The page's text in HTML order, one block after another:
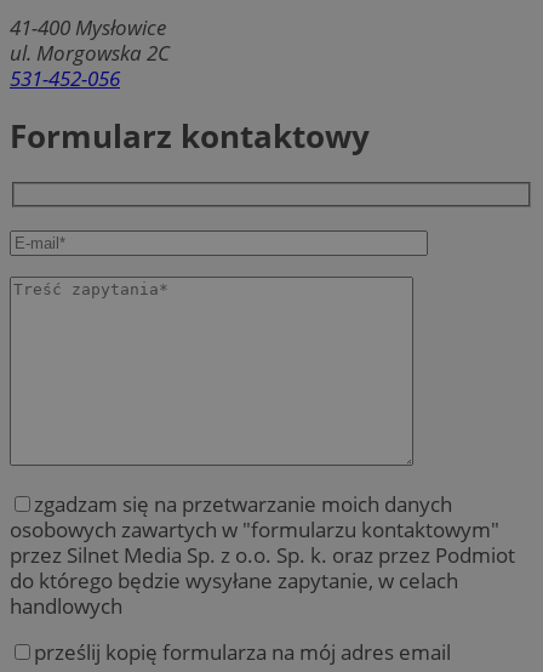
41-400 Mysłowice
ul. Morgowska 2C
531-452-056
Formularz kontaktowy
zgadzam się na przetwarzanie moich danych
osobowych zawartych w "formularzu kontaktowym"
przez Silnet Media Sp. z o.o. Sp. k. oraz przez Podmiot
do którego będzie wysyłane zapytanie, w celach
handlowych
prześlij kopię formularza na mój adres email